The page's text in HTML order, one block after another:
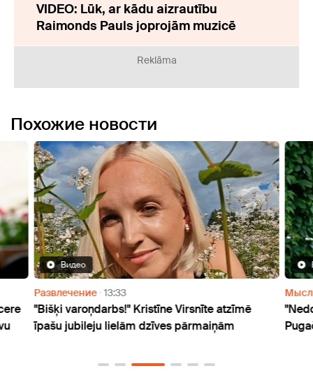
VIDEO: Lūk, ar kādu aizrautību
Raimonds Pauls joprojām muzicē
Reklāma
Похожие новости
Видео
Развлечение 13:33
"Bišķi varoņdarbs!" Kristīne Virsnīte atzīmē
īpašu jubileju lielām dzīves pārmaiņām